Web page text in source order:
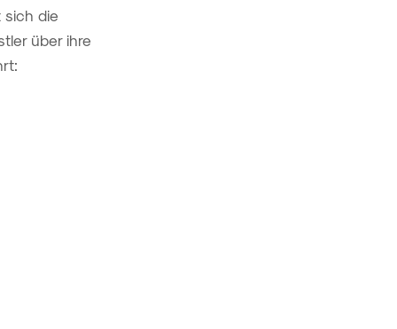
sich die
über ihre